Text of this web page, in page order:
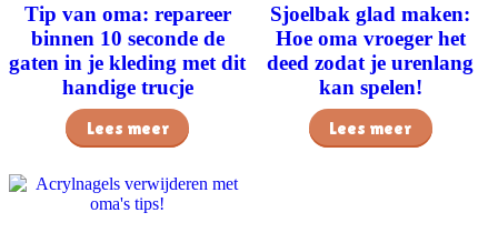
Tip van oma: repareer
binnen 10 seconde de
gaten in je kleding met dit
handige trucje
Lees meer
Sjoelbak glad maken:
Hoe oma vroeger het
deed zodat je urenlang
kan spelen!
Lees meer